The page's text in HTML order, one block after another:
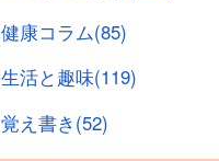
健康コラム(85)
生活と趣味(119)
覚え書き(52)